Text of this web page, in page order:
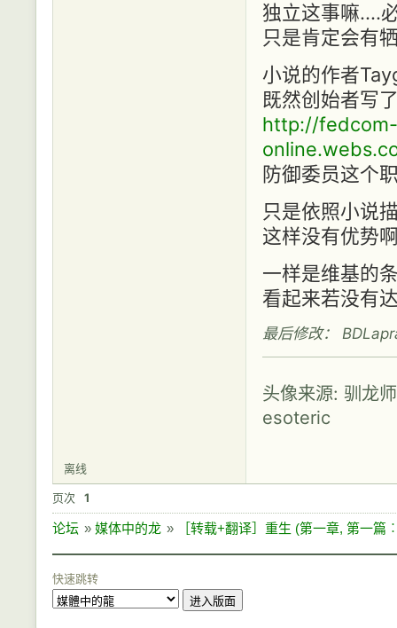
独立这事嘛....
只是肯定会有
小说的作者
既然创始者写
http://fedcom-
防御委员这个
只是依照小说
这样没有优势
一样是维基的
看起来若没有
最后修改：
头像来源: 驯龙
esoteric
离线
页次 1
论坛 » 媒体中的龙 » ［转载+翻译］重生 (第一章, 第一篇
快速跳转